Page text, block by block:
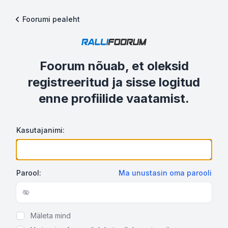
Foorumi pealeht
Foorum nõuab, et oleksid
registreeritud ja sisse logitud
enne profiilide vaatamist.
Kasutajanimi:
Parool: Ma unustasin oma parooli
Show/hide password
Mäleta mind